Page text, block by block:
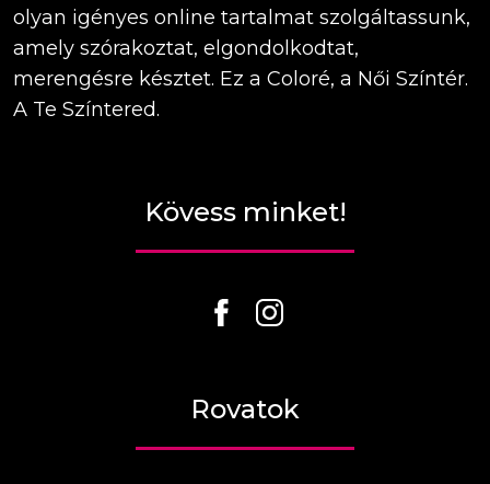
olyan igényes online tartalmat szolgáltassunk,
amely szórakoztat, elgondolkodtat,
merengésre késztet. Ez a Coloré, a Női Színtér.
A Te Színtered.
Kövess minket!
Rovatok